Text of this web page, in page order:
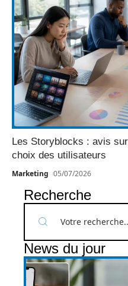
Les Storyblocks : avis
choix des utilisateurs
Marketing 05/07/2026
Recherche
News du jour